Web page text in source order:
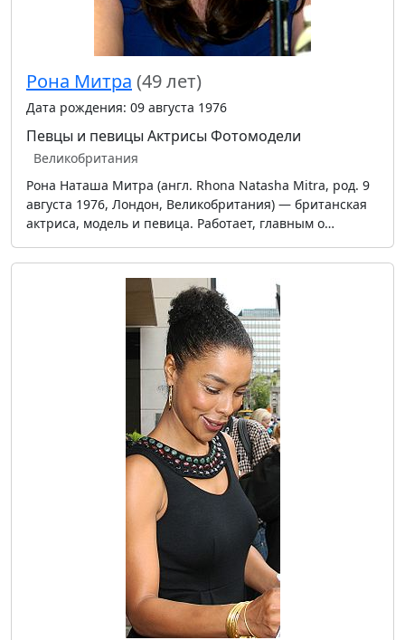
Рона Митра (49 лет)
Дата рождения: 09 августа 1976
Певцы и певицы Актрисы Фотомодели
Великобритания
Рона Наташа Митра (англ. Rhona Natasha Mitra, род. 9
августа 1976, Лондон, Великобритания) — британская
актриса, модель и певица. Работает, главным о…